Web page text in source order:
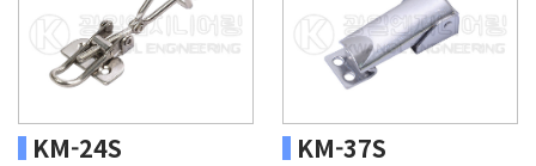
KM-24S KM-37S